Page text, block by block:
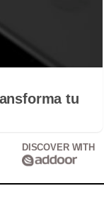
tu
DISCOVER WITH